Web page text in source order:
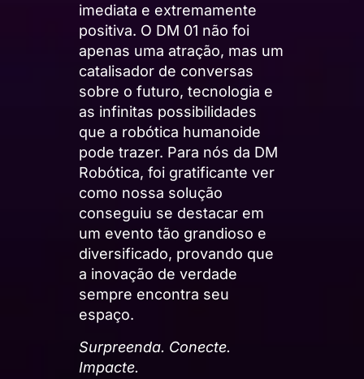
imediata e extremamente
positiva. O DM 01 não foi
apenas uma atração, mas um
catalisador de conversas
sobre o futuro, tecnologia e
as infinitas possibilidades
que a robótica humanoide
pode trazer. Para nós da DM
Robótica, foi gratificante ver
como nossa solução
conseguiu se destacar em
um evento tão grandioso e
diversificado, provando que
a inovação de verdade
sempre encontra seu
espaço.
Surpreenda. Conecte.
Impacte.